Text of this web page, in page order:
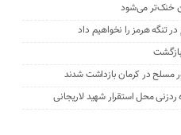
خنک‌تر می‌شود
تنگه هرمز را نخواهیم داد
محل استقرار شهید لاریجانی